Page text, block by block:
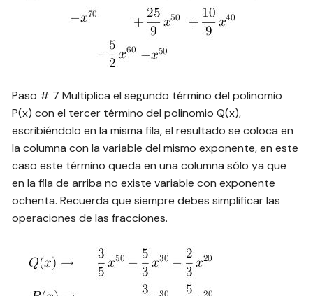
Paso # 7 Multiplica el segundo término del polinomio
P(x) con el tercer término del polinomio Q(x),
escribiéndolo en la misma fila, el resultado se coloca en
la columna con la variable del mismo exponente, en este
caso este término queda en una columna sólo ya que
en la fila de arriba no existe variable con exponente
ochenta. Recuerda que siempre debes simplificar las
operaciones de las fracciones.